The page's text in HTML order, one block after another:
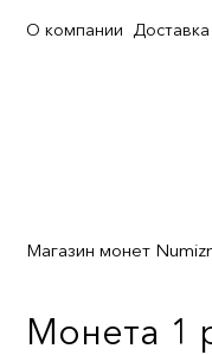
О компании
Магазин монет
Монета 1